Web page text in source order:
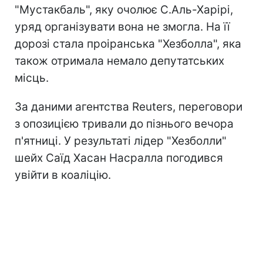
"Мустакбаль", яку очолює С.Аль-Харірі,
уряд організувати вона не змогла. На її
дорозі стала проіранська "Хезболла", яка
також отримала немало депутатських
місць.
За даними агентства Reuters, переговори
з опозицією тривали до пізнього вечора
п'ятниці. У результаті лідер "Хезболли"
шейх Саїд Хасан Насралла погодився
увійти в коаліцію.